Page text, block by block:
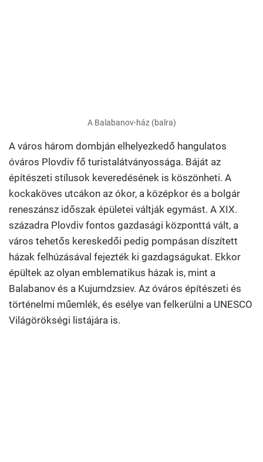
A Balabanov-ház (balra)
A város három dombján elhelyezkedő hangulatos
óváros Plovdiv fő turistalátványossága. Báját az
építészeti stílusok keveredésének is köszönheti. A
kockaköves utcákon az ókor, a középkor és a bolgár
reneszánsz időszak épületei váltják egymást. A XIX.
századra Plovdiv fontos gazdasági központtá vált, a
város tehetős kereskedői pedig pompásan díszített
házak felhúzásával fejezték ki gazdagságukat. Ekkor
épültek az olyan emblematikus házak is, mint a
Balabanov és a Kujumdzsiev. Az óváros építészeti és
történelmi műemlék, és esélye van felkerülni a UNESCO
Világörökségi listájára is.